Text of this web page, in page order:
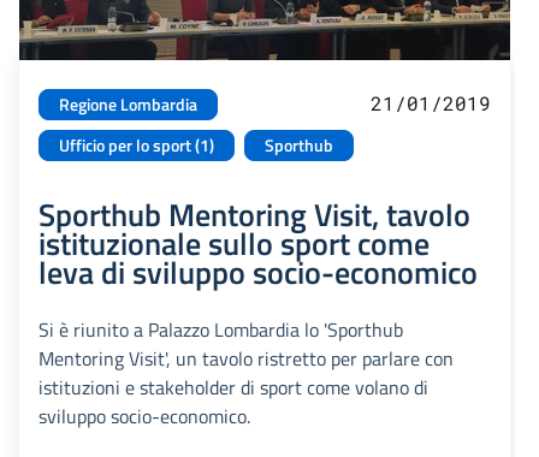
Regione Lombardia
Ufficio per lo sport (1)
Sporthub
21/01/2019
Sporthub Mentoring Visit, tavolo
istituzionale sullo sport come
leva di sviluppo socio-economico
Si è riunito a Palazzo Lombardia lo 'Sporthub
Mentoring Visit', un tavolo ristretto per parlare con
istituzioni e stakeholder di sport come volano di
sviluppo socio-economico.